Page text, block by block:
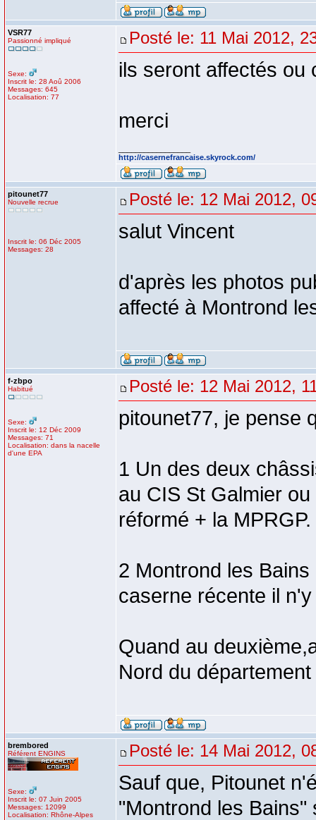
VSR77
Passionné impliqué
Sexe:
Inscrit le: 28 Aoû 2006
Messages: 645
Localisation: 77
Posté le: 11 Mai 2012,
ils seront affectés ou
merci
http://casernefrancaise.skyrock.com/
pitounet77
Nouvelle recrue
Inscrit le: 06 Déc 2005
Messages: 28
Posté le: 12 Mai 2012,
salut Vincent
d'après les photos
affecté à Montrond
f-zbpo
Habitué
Sexe:
Inscrit le: 12 Déc 2009
Messages: 71
Localisation: dans la nacelle
d'une EPA
Posté le: 12 Mai 2012,
pitounet77, je pense
1 Un des deux
au CIS St Galmier
réformé + la MPRGP.
2 Montrond les
caserne récente il
Quand au
Nord du
brembored
Référent ENGINS
Sexe:
Inscrit le: 07 Juin 2005
Messages: 12099
Localisation: Rhône-Alpes
Posté le: 14 Mai 2012,
Sauf que, Pitounet
"Montrond les